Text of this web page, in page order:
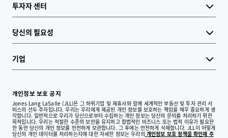
투자자 센터
당신의 필요성
기업
개인정보 보호 공지
Jones Lang LaSalle (JLL)은 그 하위기업 및 제휴사와 함께 세계적인 부동산 및 투자 관리 서
비스의 선두 주자입니다. 우리는 우리에게 제공된 개인 정보를 보호하는 책임을 매우 중요하게 생
각합니다. 일반적으로 우리가 당신으로부터 수집하는 개인 정보는 당신의 문의를 처리하기 위한
목적입니다. 우리는 적절한 수준의 보안을 유지하고 합법적인 비즈니스 또는 법적 이유가 필요한
한 동안 당신의 개인 정보를 안전하게 보관합니다. 그 후에는 안전하게 삭제합니다. JLL이 어떻게
당신의 개인 데이터를 처리하는지에 대한 자세한 정보는 우리의 개인정보 보호 정책을 확인해 주